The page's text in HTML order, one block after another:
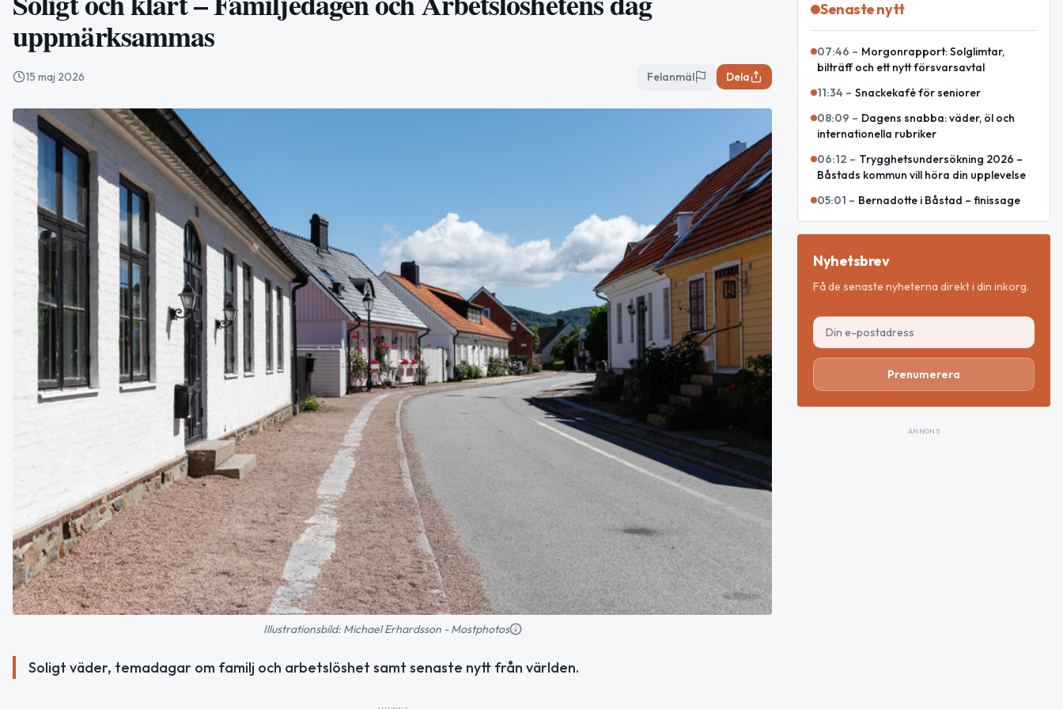
uppmärksammas
15 maj 2026 Felanmäl Dela
Illustrationsbild: Michael Erhardsson - Mostphotos
Soligt väder, temadagar om familj och arbetslöshet samt senaste nytt från världen.
Senaste nytt
07:46 – Morgonrapport: Solglimtar,
bilträff och ett nytt försvarsavtal
11:34 – Snackekafé för seniorer
08:09 – Dagens snabba: väder, öl och
internationella rubriker
06:12 – Trygghetsundersökning 2026 –
Båstads kommun vill höra din upplevelse
05:01 – Bernadotte i Båstad – finissage
Nyhetsbrev
Få de senaste nyheterna direkt i din inkorg.
Prenumerera
ANNONS